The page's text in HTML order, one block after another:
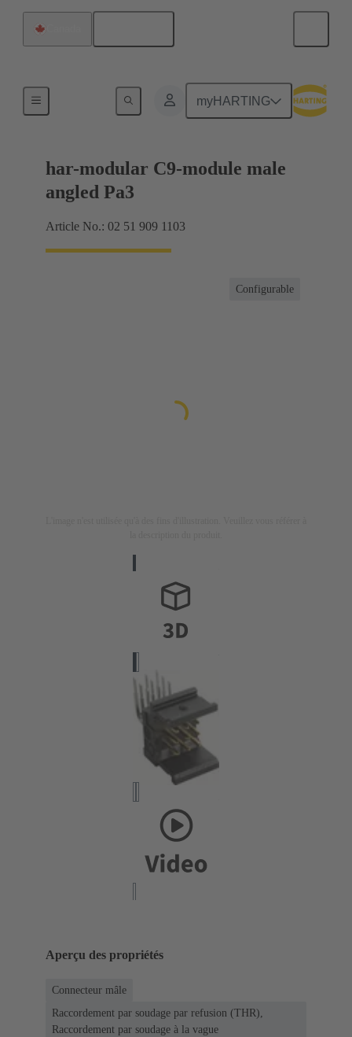
myHARTING
Raccordement carte mère à carte fille
har-modular C9-module male
angled Pa3
Article No.: 02 51 909 1103
Configurable
Aperçu des propriétés
Connecteur mâle
Raccordement par soudage par refusion (THR),
Raccordement par soudage à la vague